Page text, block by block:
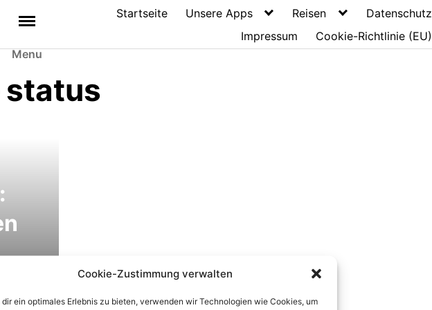
Menu
Startseite Unsere Apps Reisen
Datenschutz
Impressum
Cookie-Richtlinie (EU)
status
Cookie-Zustimmung verwalten
dir ein optimales Erlebnis zu bieten, verwenden wir Technologien wie Cookies, um